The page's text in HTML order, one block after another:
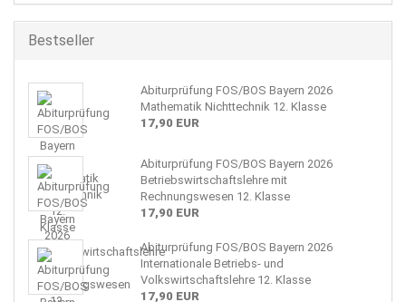
Bestseller
Abiturprüfung FOS/BOS Bayern 2026
Mathematik Nichttechnik 12. Klasse
17,90 EUR
Abiturprüfung FOS/BOS Bayern 2026
Betriebswirtschaftslehre mit
Rechnungswesen 12. Klasse
17,90 EUR
Abiturprüfung FOS/BOS Bayern 2026
Internationale Betriebs- und
Volkswirtschaftslehre 12. Klasse
17,90 EUR